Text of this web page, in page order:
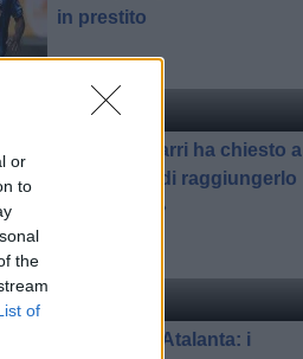
or
to
the
of
in prestito
di Redazione
Pedullà: «Sarri ha chiesto a
Romagnoli di raggiungerlo
all'Atalanta»
di Gianluca Pirovano
Schalke 04-Atalanta: i